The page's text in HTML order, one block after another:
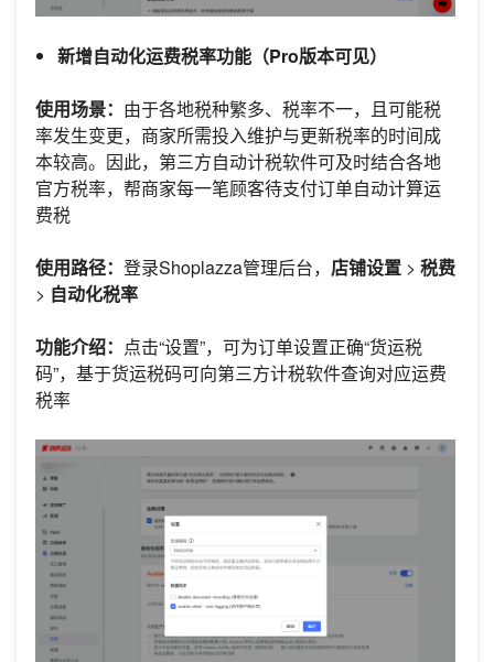
新增自动化运费税率功能（Pro版本可见）
使用场景： 由于各地税种繁多、税率不一，且可能税
率发生变更，商家所需投入维护与更新税率的时间成
本较高。因此，第三方自动计税软件可及时结合各地
官方税率，帮商家每一笔顾客待支付订单自动计算运
费税
使用路径： 登录Shoplazza管理后台， 店铺设置 > 税费
> 自动化税率
功能介绍： 点击“设置”，可为订单设置正确“货运税
码”，基于货运税码可向第三方计税软件查询对应运费
税率